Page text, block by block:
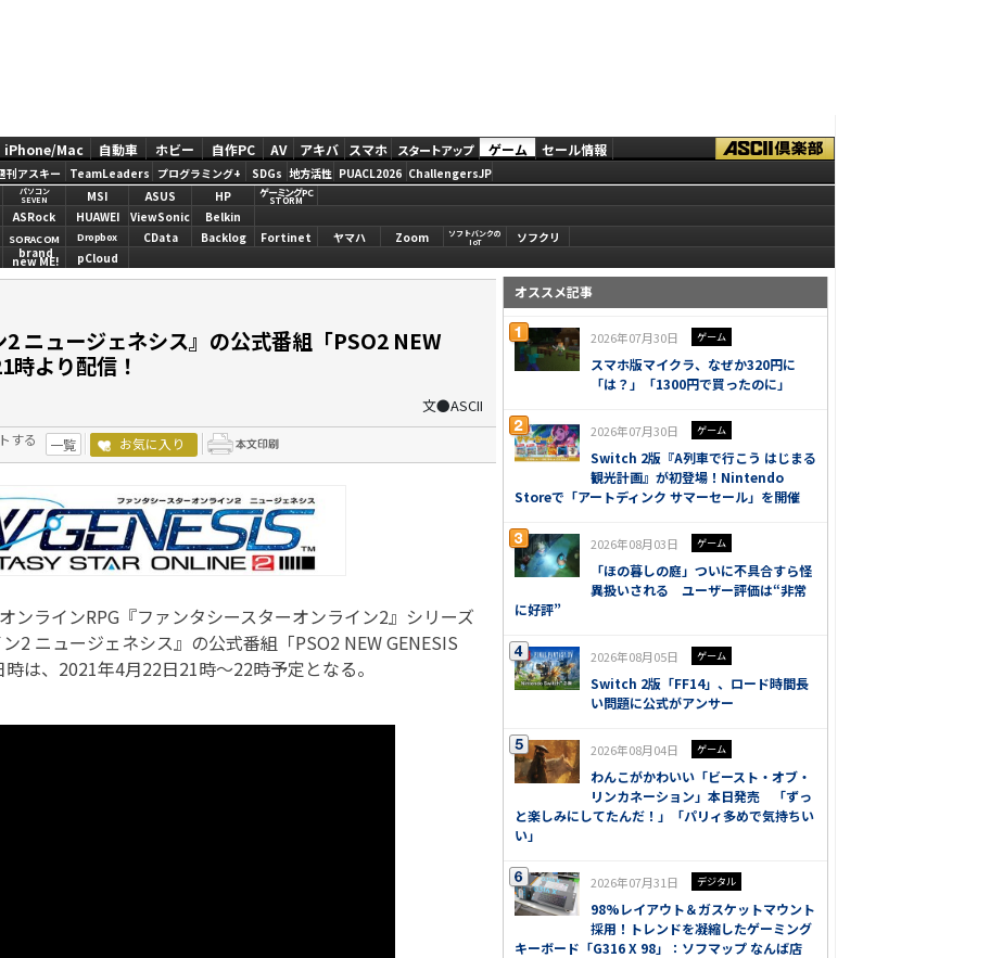
iPhone/Mac 自動車 ホビー 自作PC AV アキバ スマホ スタートアップ ゲーム セール情報
刊アスキー TeamLeaders プログラミング+ SDGs 地方活性 PUACL2026 ChallengersJP
パソコン
SEVEN
MSI ASUS HP ゲーミングPC
STORM
ASRock HUAWEI ViewSonic Belkin
SORACOM Dropbox CData Backlog Fortinet ヤマハ Zoom
ソフトバンクの
IoT
ソフクリ
brand
new ME! pCloud
2 ニュージェネシス』の公式番組「PSO2 NEW
より配信！
文●ASCII
する 一覧 お気に入り
ラインRPG『ファンタシースターオンライン2』シリーズ
2 ニュージェネシス』の公式番組「PSO2 NEW GENESIS
は、2021年4月22日21時～22時予定となる。
オススメ記事
2026年07月30日 ゲーム
スマホ版マイクラ、なぜか320円に
「は？」「1300円で買ったのに」
2026年07月30日 ゲーム
Switch 2版『A列車で行こう はじまる
観光計画』が初登場！Nintendo
Storeで「アートディンク サマーセール」を開催
2026年08月03日 ゲーム
「ほの暮しの庭」ついに不具合すら怪
異扱いされる ユーザー評価は“非常
に好評”
2026年08月05日 ゲーム
Switch 2版「FF14」、ロード時間長
い問題に公式がアンサー
2026年08月04日 ゲーム
わんこがかわいい「ビースト・オブ・
リンカネーション」本日発売 「ずっ
と楽しみにしてたんだ！」「パリィ多めで気持ちい
い」
2026年07月31日 デジタル
98%レイアウト＆ガスケットマウント
採用！トレンドを凝縮したゲーミング
キーボード「G316 X 98」：ソフマップ なんば店